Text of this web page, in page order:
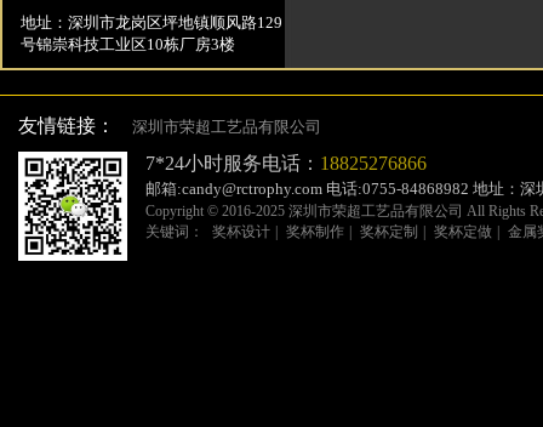
地址：深圳市龙岗区坪地镇顺风路129
号锦崇科技工业区10栋厂房3楼
友情链接： 深圳市荣超工艺品有限公司
7*24小时服务电话： 18825276866
邮箱:candy@rctrophy.com 电话:0755-84868982 地址：
Copyright © 2016-2025 深圳市荣超工艺品有限公司 All Rights
关键词：
奖杯设计 奖杯制作 奖杯定制 奖杯定做 金属